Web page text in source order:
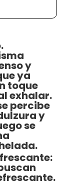
y
ya
toque
exhalar.
percibe
y
se